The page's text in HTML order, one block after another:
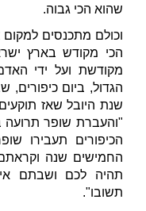
שהוא הכי גבוה.
וכולם מתכנסים
הכי מקודש בארץ
מקודשת ועל ידי
הגדול, ביום
שנת היובל שאז
"והעברת שופר תרועה
הכיפורים תעבירו
החמישים שנה
תהיה לכם ושבתם
תשובו".